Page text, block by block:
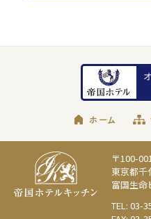
ホーム
〒100-
東京都千
富国生命
TEL: 03-